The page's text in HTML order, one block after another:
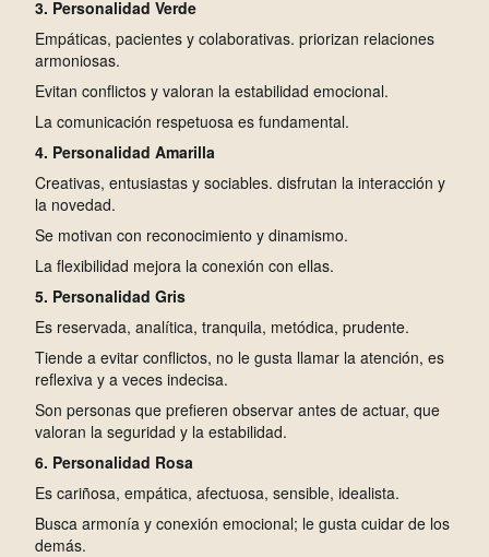
3. Personalidad Verde
Empáticas, pacientes y colaborativas. priorizan relaciones
armoniosas.
Evitan conflictos y valoran la estabilidad emocional.
La comunicación respetuosa es fundamental.
4. Personalidad Amarilla
Creativas, entusiastas y sociables. disfrutan la interacción y
la novedad.
Se motivan con reconocimiento y dinamismo.
La flexibilidad mejora la conexión con ellas.
5. Personalidad Gris
Es reservada, analítica, tranquila, metódica, prudente.
Tiende a evitar conflictos, no le gusta llamar la atención, es
reflexiva y a veces indecisa.
Son personas que prefieren observar antes de actuar, que
valoran la seguridad y la estabilidad.
6. Personalidad Rosa
Es cariñosa, empática, afectuosa, sensible, idealista.
Busca armonía y conexión emocional; le gusta cuidar de los
demás.